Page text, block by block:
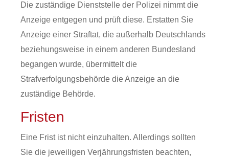
Die zuständige Dienststelle der Polizei nimmt die
Anzeige entgegen und prüft diese. Erstatten Sie
Anzeige einer Straftat, die außerhalb Deutschlands
beziehungsweise in einem anderen Bundesland
begangen wurde, übermittelt die
Strafverfolgungsbehörde die Anzeige an die
zuständige Behörde.
Fristen
Eine Frist ist nicht einzuhalten. Allerdings sollten
Sie die jeweiligen Verjährungsfristen beachten,